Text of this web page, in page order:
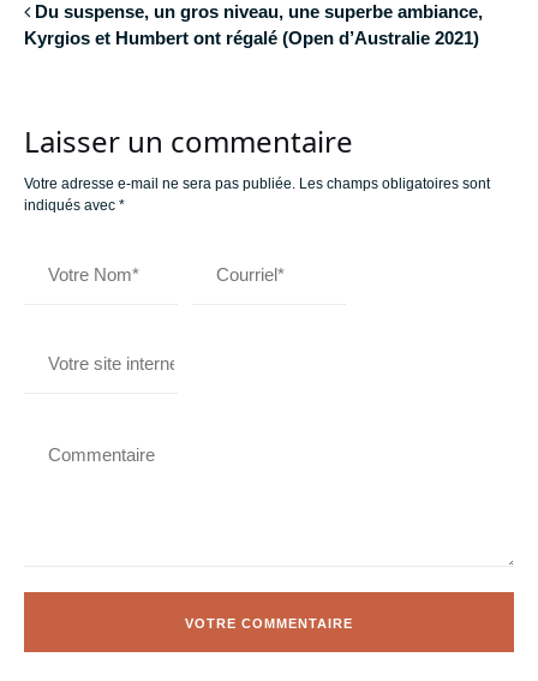
Du suspense, un gros niveau, une superbe ambiance,
Kyrgios et Humbert ont régalé (Open d’Australie 2021)
Laisser un commentaire
Votre adresse e-mail ne sera pas publiée. Les champs obligatoires sont
indiqués avec *